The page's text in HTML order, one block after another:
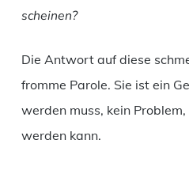
scheinen?
Die Antwort auf diese
fromme Parole. Sie ist ein
werden muss, kein
werden kann.